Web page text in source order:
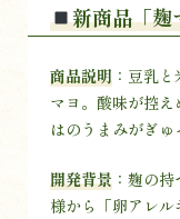
新商品「麹
商品説明：豆乳と
マヨ。酸味が控
はのうまみがぎゅ
開発背景：麹の持
様から「卵アレ